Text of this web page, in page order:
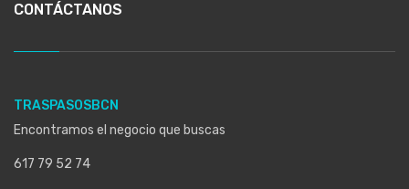
CONTÁCTANOS
TRASPASOSBCN
Encontramos el negocio que buscas
617 79 52 74